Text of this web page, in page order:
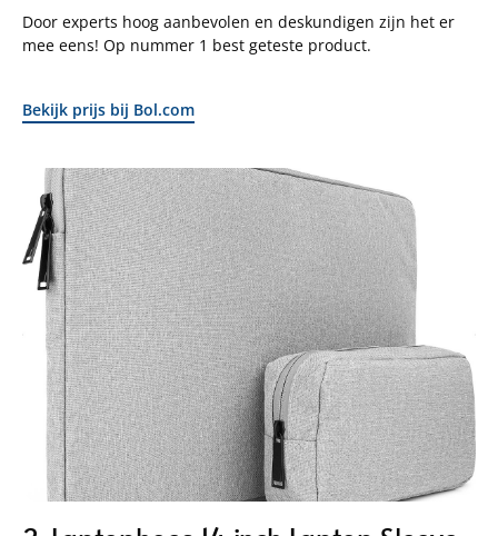
Door experts hoog aanbevolen en deskundigen zijn het er
mee eens! Op nummer 1 best geteste product.
Bekijk prijs bij Bol.com